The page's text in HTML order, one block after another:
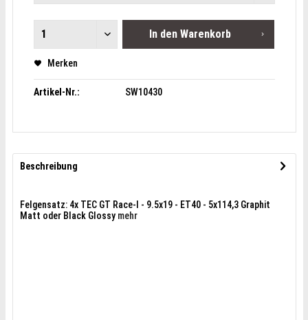
In den Warenkorb
Merken
Artikel-Nr.: SW10430
Beschreibung
Felgensatz: 4x TEC GT Race-I - 9.5x19 - ET40 - 5x114,3 Graphit
Matt oder Black Glossy mehr